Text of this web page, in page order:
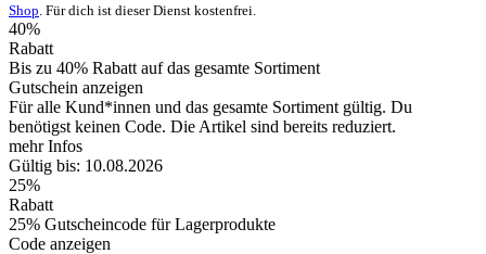
Shop . Für dich ist dieser Dienst kostenfrei.
40%
Rabatt
Bis zu 40% Rabatt auf das gesamte Sortiment
Gutschein anzeigen
Für alle Kund*innen und das gesamte Sortiment gültig. Du
benötigst keinen Code. Die Artikel sind bereits reduziert.
mehr Infos
Gültig bis: 10.08.2026
25%
Rabatt
25% Gutscheincode für Lagerprodukte
Code anzeigen